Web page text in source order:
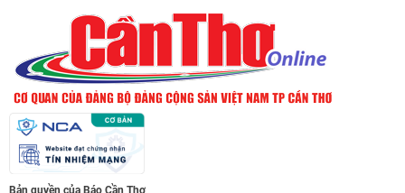
Bản quyền của Báo Cần Thơ